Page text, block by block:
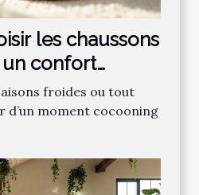
les chaussons
confort
froides ou tout
moment cocooning